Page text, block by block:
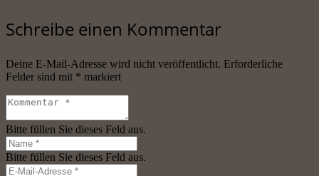
Schreibe einen Kommentar
Deine E-Mail-Adresse wird nicht veröffentlicht. Erforderliche
Felder sind mit * markiert
Bitte füllen Sie dieses Feld aus.
Bitte füllen Sie dieses Feld aus.